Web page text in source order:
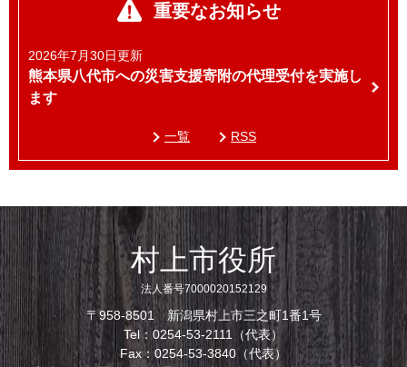
重要なお知らせ
2026年7月30日更新
熊本県八代市への災害支援寄附の代理受付を実施し
ます
一覧 RSS
村上市役所
法人番号7000020152129
〒958-8501 新潟県村上市三之町1番1号
Tel：0254-53-2111（代表）
Fax：0254-53-3840（代表）